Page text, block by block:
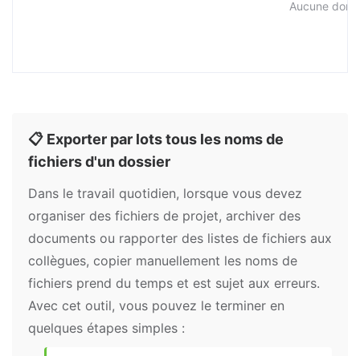
Aucune
📋 Exporter par lots tous les noms de
fichiers d'un dossier
Dans le travail quotidien, lorsque vous devez
organiser des fichiers de projet, archiver des
documents ou rapporter des listes de fichiers aux
collègues, copier manuellement les noms de
fichiers prend du temps et est sujet aux erreurs.
Avec cet outil, vous pouvez le terminer en
quelques étapes simples :